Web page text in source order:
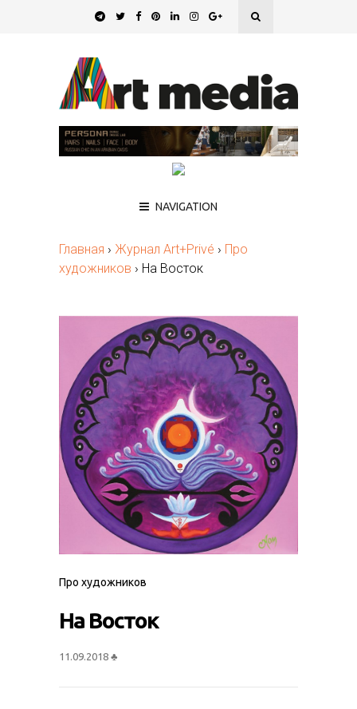
NAVIGATION
Главная › Журнал Art+Privé › Про
художников › На Восток
Про художников
На Восток
11.09.2018 ♣